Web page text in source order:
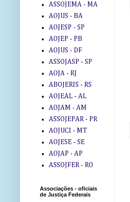
ASSOJEMA - MA
AOJUS - BA
AOJESP - SP
AOJEP - PB
AOJUS - DF
ASSOJASP - SP
AOJA - RJ
ABOJERIS - RS
AOJEAL - AL
AOJAM - AM
ASSOJEPAR - PR
AOJUCI - MT
AOJESE - SE
AOJAP - AP
ASSOJFER - RO
Associações - oficiais
de Justiça Federais